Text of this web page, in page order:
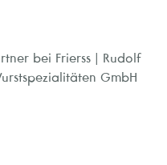
bei Frierss | Rudolf
GmbH